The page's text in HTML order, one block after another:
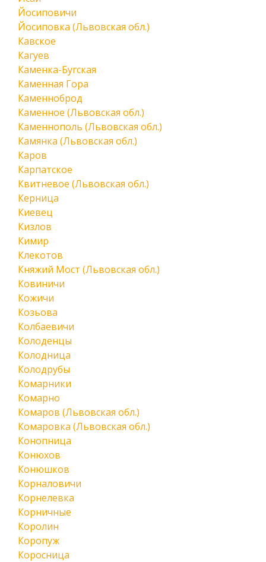
Йосиповичи
Йосиповка (Львовская обл.)
Кавское
Кагуев
Каменка-Бугская
Каменная Гора
Каменноброд
Каменное (Львовская обл.)
Каменнополь (Львовская обл.)
Камянка (Львовская обл.)
Каров
Карпатское
Квитневое (Львовская обл.)
Керница
Киевец
Кизлов
Кимир
Клекотов
Княжий Мост (Львовская обл.)
Ковиничи
Кожичи
Козьова
Колбаевичи
Колоденцы
Колодница
Колодрубы
Комарники
Комарно
Комаров (Львовская обл.)
Комаровка (Львовская обл.)
Конопница
Конюхов
Конюшков
Корналовичи
Корнелевка
Корничные
Королин
Коропуж
Коросница